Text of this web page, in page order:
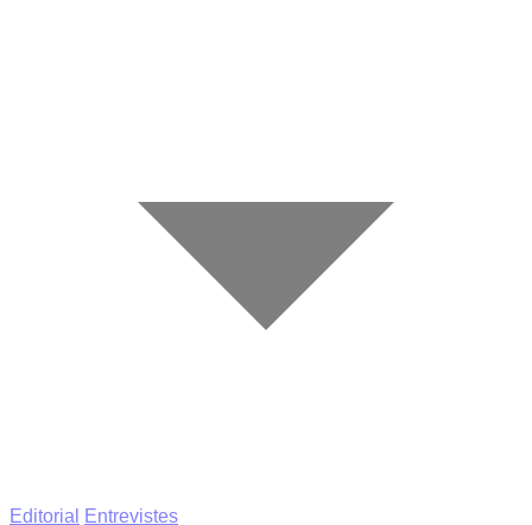
Editorial
Entrevistes